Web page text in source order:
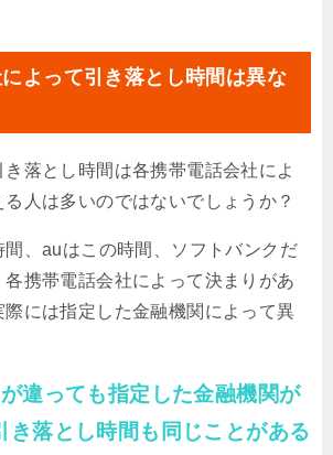
よって引き落とし時間は異な
落とし時間は各携帯電話会社によ
人は多いのではないでしょうか？
間、auはこの時間、ソフトバンクだ
各携帯電話会社によって決まりがあ
際には指定した金融機関によって異
違っても指定した金融機関が
き落とし時間も同じことがある